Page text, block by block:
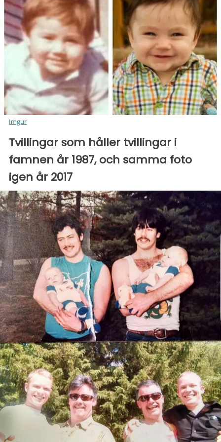
Imgur
Tvillingar som håller tvillingar i
famnen år 1987, och samma foto
igen år 2017